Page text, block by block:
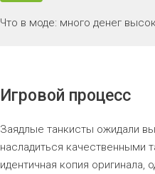
Что в моде: много денег
Игровой процесс
Заядлые танкисты ожидали
насладиться качественными
идентичная копия